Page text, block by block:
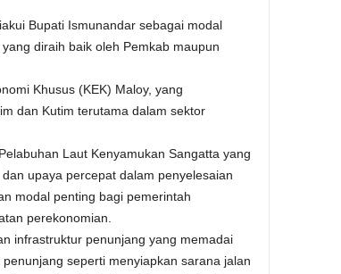
Bupati Ismunandar sebagai modal
diraih baik oleh Pemkab maupun
Khusus (KEK) Maloy, yang
dan Kutim terutama dalam sektor
Laut Kenyamukan Sangatta yang
upaya percepat dalam penyelesaian
modal penting bagi pemerintah
perekonomian.
infrastruktur penunjang yang memadai
seperti menyiapkan sarana jalan